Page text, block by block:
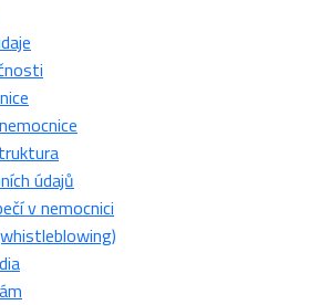
údajů
v nemocnici